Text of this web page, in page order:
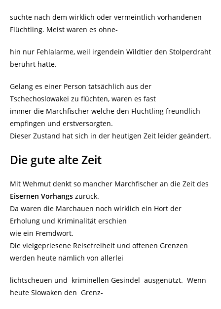
suchte nach dem wirklich oder vermeintlich vorhandenen
Flüchtling. Meist waren es ohne-
hin nur Fehlalarme, weil irgendein Wildtier den Stolperdraht
berührt hatte.
Gelang es einer Person tatsächlich aus der
Tschechoslowakei zu flüchten, waren es fast
immer die Marchfischer welche den Flüchtling freundlich
empfingen und erstversorgten.
Dieser Zustand hat sich in der heutigen Zeit leider geändert.
Die gute alte Zeit
Mit Wehmut denkt so mancher Marchfischer an die Zeit des
Eisernen Vorhangs zurück.
Da waren die Marchauen noch wirklich ein Hort der
Erholung und Kriminalität erschien
wie ein Fremdwort.
Die vielgepriesene Reisefreiheit und offenen Grenzen
werden heute nämlich von allerlei
lichtscheuen und kriminellen Gesindel ausgenützt. Wenn
heute Slowaken den Grenz-